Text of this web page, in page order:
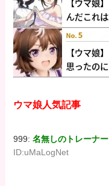
ウマ娘人気記事
999:名無しのトレーナー
ID:uMaLogNet